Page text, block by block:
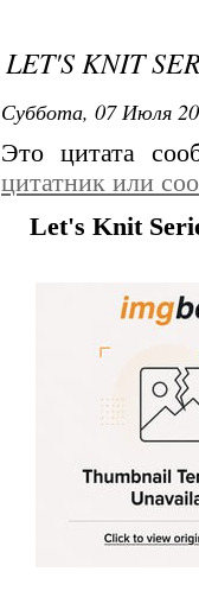
LET'S KNIT
Суббота, 07 Июля
Это цитата
цитатник или
Let's Knit